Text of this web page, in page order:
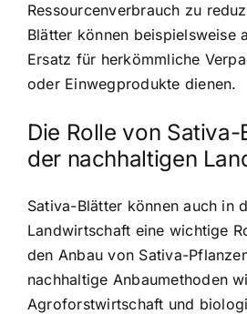
Ressourcenverbrauch zu
Blätter können beispielsweise
Ersatz für herkömmliche
oder Einwegprodukte dienen.
Die Rolle von Sativa-
der nachhaltigen
Sativa-Blätter können auch in
Landwirtschaft eine wichtige
den Anbau von Sativa-
nachhaltige Anbaumethoden
Agroforstwirtschaft und